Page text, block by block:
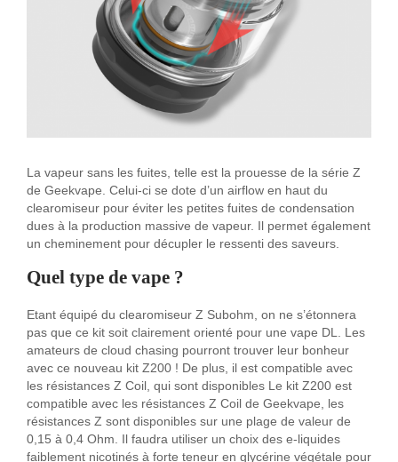
La vapeur sans les fuites, telle est la prouesse de la série Z
de Geekvape. Celui-ci se dote d’un airflow en haut du
clearomiseur pour éviter les petites fuites de condensation
dues à la production massive de vapeur. Il permet également
un cheminement pour décupler le ressenti des saveurs.
Quel type de vape ?
Etant équipé du clearomiseur Z Subohm, on ne s’étonnera
pas que ce kit soit clairement orienté pour une vape DL. Les
amateurs de cloud chasing pourront trouver leur bonheur
avec ce nouveau kit Z200 ! De plus, il est compatible avec
les résistances Z Coil, qui sont disponibles Le kit Z200 est
compatible avec les résistances Z Coil de Geekvape, les
résistances Z sont disponibles sur une plage de valeur de
0,15 à 0,4 Ohm. Il faudra utiliser un choix des e-liquides
faiblement nicotinés à forte teneur en glycérine végétale pour